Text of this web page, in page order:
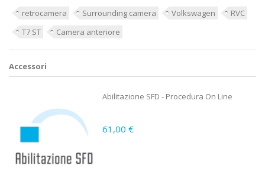
retrocamera Surrounding camera Volkswagen
RVC
T7 ST
Camera anteriore
Accessori
Abilitazione SFD - Procedura On Line
61,00 €